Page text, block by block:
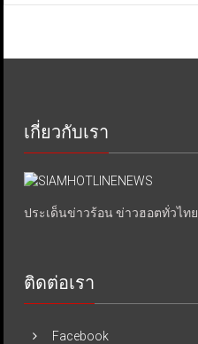
เกี่ยวกับเรา
ประเด็นข่าวร้อน ข่าวฮอตทั่วไทย.
ติดต่อเรา
Facebook